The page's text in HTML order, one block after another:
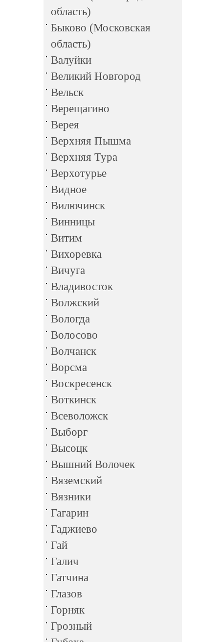
область)
Быково (Московская
область)
Валуйки
Великий Новгород
Вельск
Верещагино
Верея
Верхняя Пышма
Верхняя Тура
Верхотурье
Видное
Вилючинск
Винницы
Витим
Вихоревка
Вичуга
Владивосток
Волжский
Вологда
Волосово
Волчанск
Ворсма
Воскресенск
Воткинск
Всеволожск
Выборг
Высоцк
Вышний Волочек
Вяземский
Вязники
Гагарин
Гаджиево
Гай
Галич
Гатчина
Глазов
Горняк
Грозный